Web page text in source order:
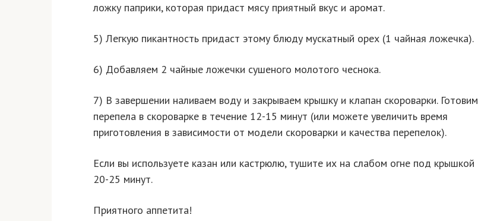
ложку паприки, которая придаст мясу приятный вкус и аромат.
5) Легкую пикантность придаст этому блюду мускатный орех (1 чайная ложечка).
6) Добавляем 2 чайные ложечки сушеного молотого чеснока.
7) В завершении наливаем воду и закрываем крышку и клапан скороварки. Готовим
перепела в скороварке в течение 12-15 минут (или можете увеличить время
приготовления в зависимости от модели скороварки и качества перепелок).
Если вы используете казан или кастрюлю, тушите их на слабом огне под крышкой
20-25 минут.
Приятного аппетита!